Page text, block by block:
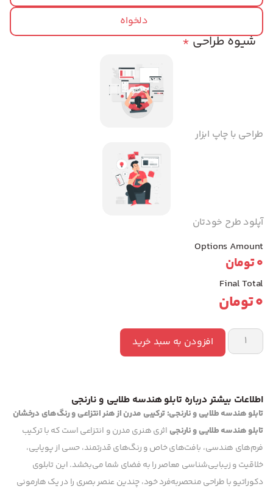
دلخواه
*شیوه طراحی
طراحی با چاپ ابزار
آپلود طرح خودتان
Options Amount
0تومان
Final Total
0تومان
افزودن به سبد خرید
اطلاعات بیشتر درباره تابلو هندسه طلایی و نارنجی
تابلو هندسه طلایی و نارنجی: ترکیبی مدرن از هنر انتزاعی و رنگ‌های درخشان
تابلو هندسه طلایی و نارنجی اثری هنری مدرن و انتزاعی است که با ترکیب
فرم‌های هندسی، بافت‌های خاص و رنگ‌های قدرتمند، حسی از پویایی،
خلاقیت و زیبایی‌شناسی معاصر را به فضای شما می‌بخشد. این تابلوی
دکوراتیو با طراحی منحصربه‌فرد خود، چندین عنصر بصری را در یک هارمونی